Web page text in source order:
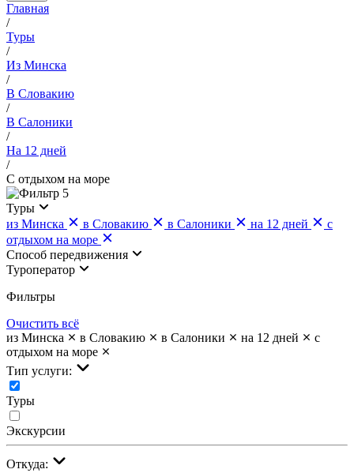
Главная
/
Туры
/
Из Минска
/
В Словакию
/
В Салоники
/
На 12 дней
/
С отдыхом на море
5
Туры
из Минска
в Словакию в Салоники на 12 дней
с
отдыхом на море
Cпособ передвижения
Туроператор
Фильтры
Очистить всё
из Минска
в Словакию в Салоники на 12 дней
с
отдыхом на море
Тип услуги:
Туры
Экскурсии
Откуда: